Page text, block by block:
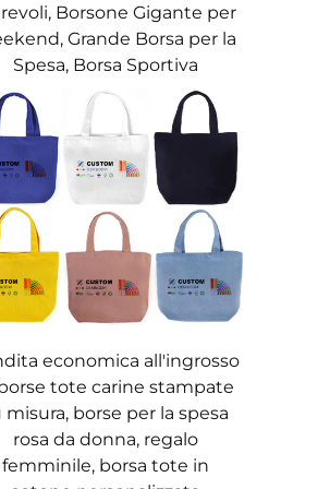
lunga. Una grande
utilizzata come
puoi utilizzare una
viaggio pesanti e
Molte borse da
poiché
mantiene la
asciugamani, crema
Borsone Gigante per
Grande Borsa per la
Spesa, Borsa Sportiva
economica all'ingrosso
tote carine stampate
misura, borse per la spesa
rosa da donna, regalo
femminile, borsa tote in